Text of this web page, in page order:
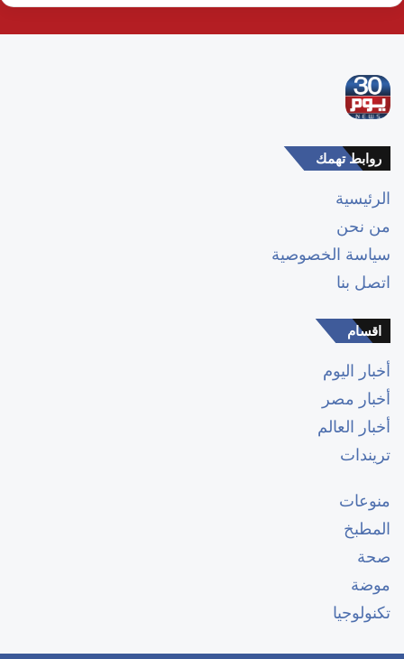
روابط تهمك
الرئيسية
من نحن
سياسة الخصوصية
اتصل بنا
اقسام
أخبار اليوم
أخبار مصر
أخبار العالم
تريندات
منوعات
المطبخ
صحة
موضة
تكنولوجيا